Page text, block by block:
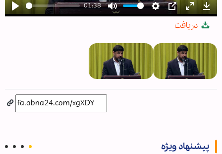
Play
01:38
Mute Settings
PIP Enter
دریافت
پیشنهاد ویژه